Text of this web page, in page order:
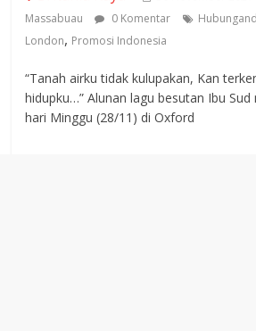
Massabuau
0 Komentar
London, Promosi Indonesia
“Tanah airku tidak kulupakan, Kan
hidupku…” Alunan lagu besutan Ibu
hari Minggu (28/11) di Oxford